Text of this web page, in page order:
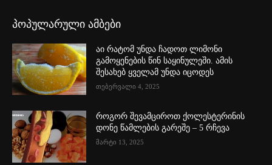
პოპულარული ამბები
აი რატომ უნდა ჩადოთ ლიმონი
გამოყენების წინ საყინულეში. ამის
შესახებ ყველამ უნდა იცოდეს
თებერვალი 4, 2025
როგორ შევამციროთ ქოლესტერინის
დონე წამლების გარეშე – 5 რჩევა
მარტი 13, 2025